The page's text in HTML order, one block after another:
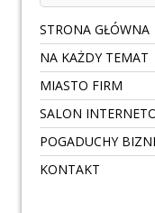
STRONA GŁÓWNA
NA KAŻDY TEMAT
MIASTO FIRM
SALON
POGADUCHY
KONTAKT